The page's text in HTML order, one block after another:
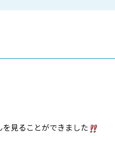
見ることができました